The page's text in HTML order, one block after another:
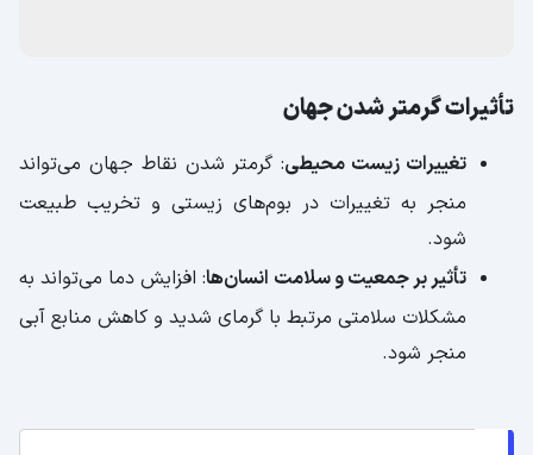
تأثیرات گرمتر شدن جهان
تغییرات زیست محیطی: گرمتر شدن نقاط جهان می‌تواند
منجر به تغییرات در بوم‌های زیستی و تخریب طبیعت
شود.
تأثیر بر جمعیت و سلامت انسان‌ها: افزایش دما می‌تواند به
مشکلات سلامتی مرتبط با گرمای شدید و کاهش منابع آبی
منجر شود.